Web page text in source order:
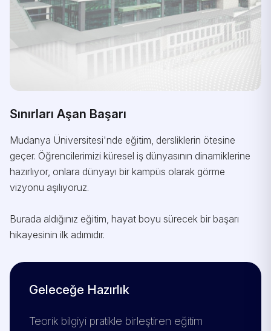
Sınırları Aşan Başarı
Mudanya Üniversitesi'nde eğitim, dersliklerin ötesine
geçer. Öğrencilerimizi küresel iş dünyasının dinamiklerine
hazırlıyor, onlara dünyayı bir kampüs olarak görme
vizyonu aşılıyoruz.
Burada aldığınız eğitim, hayat boyu sürecek bir başarı
hikayesinin ilk adımıdır.
Geleceğe Hazırlık
Teorik bilgiyi pratikle birleştiren eğitim